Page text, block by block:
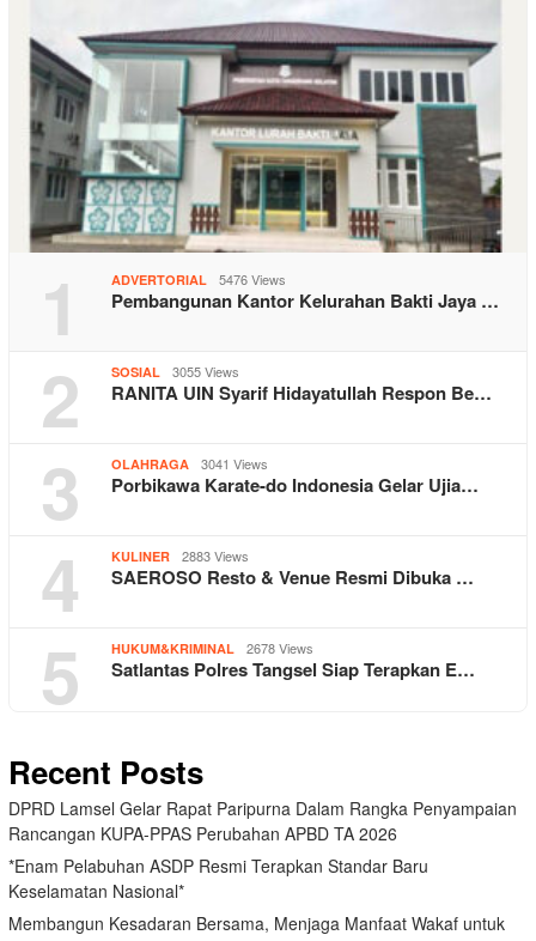
1 ADVERTORIAL 5476 Views
Pembangunan Kantor Kelurahan Bakti Jaya …
2 SOSIAL 3055 Views
RANITA UIN Syarif Hidayatullah Respon Be…
3 OLAHRAGA 3041 Views
Porbikawa Karate-do Indonesia Gelar Ujia…
4 KULINER 2883 Views
SAEROSO Resto & Venue Resmi Dibuka …
5 HUKUM&KRIMINAL 2678 Views
Satlantas Polres Tangsel Siap Terapkan E…
Recent Posts
DPRD Lamsel Gelar Rapat Paripurna Dalam Rangka Penyampaian
Rancangan KUPA-PPAS Perubahan APBD TA 2026
*Enam Pelabuhan ASDP Resmi Terapkan Standar Baru
Keselamatan Nasional*
Membangun Kesadaran Bersama, Menjaga Manfaat Wakaf untuk